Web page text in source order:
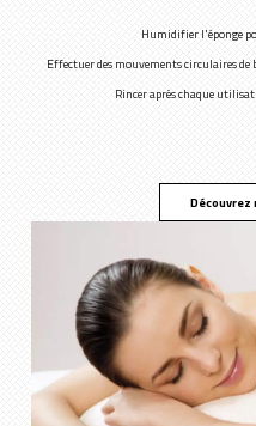
Humidifier l'éponge
Effectuer des mouvements circulaires de
Rincer après chaque
Découvrez